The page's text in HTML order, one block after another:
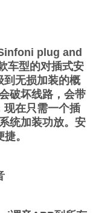
plug and
车型的对插式安
到无损加装的概
破坏线路，会带
现在只需一个插
统加装功放。安
。